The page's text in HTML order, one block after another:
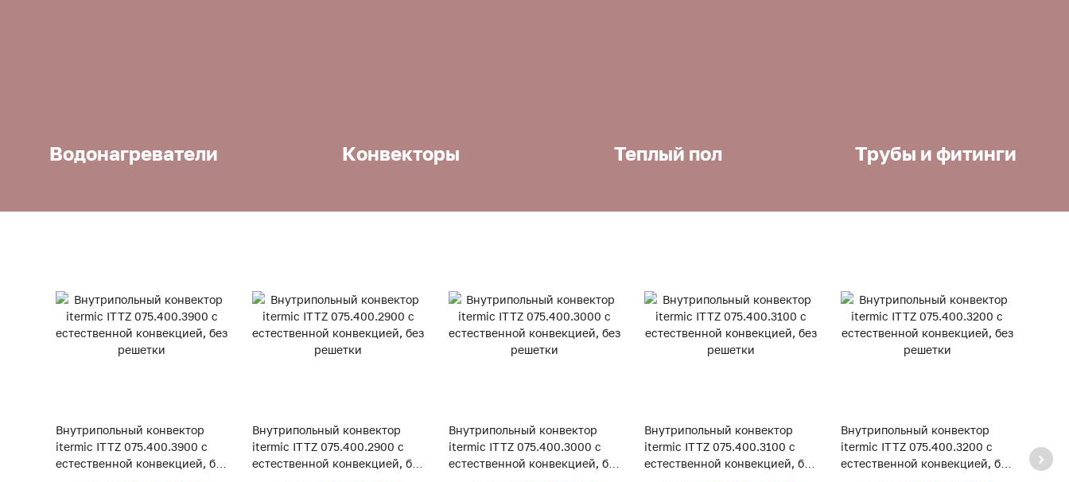
Водонагреватели Конвекторы Теплый пол Трубы и фитинги
Внутрипольный конвектор
itermic ITTZ 075.400.3900 с
естественной конвекцией, без
Внутрипольный конвектор
itermic ITTZ 075.400.2900 с
естественной конвекцией, без
Внутрипольный конвектор
itermic ITTZ 075.400.3000 с
естественной конвекцией, без
Внутрипольный конвектор
itermic ITTZ 075.400.3100 с
естественной конвекцией, без
Внутрипольный конвектор
itermic ITTZ 075.400.3200 с
естественной конвекцией, без